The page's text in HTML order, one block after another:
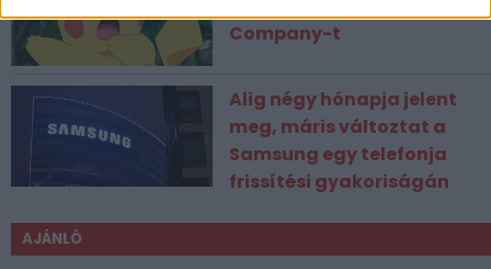
Company-t
Alig négy hónapja jelent
meg, máris változtat a
Samsung egy telefonja
frissítési gyakoriságán
AJÁNLÓ